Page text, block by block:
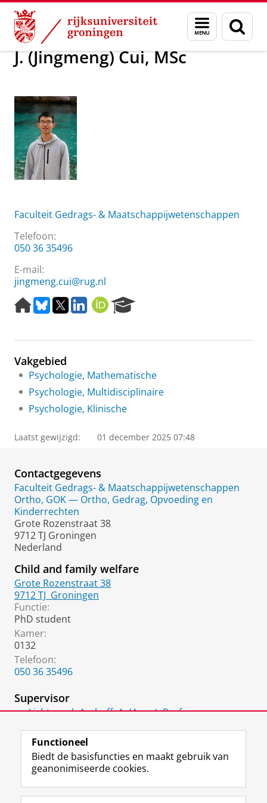
Skip
Content
Skip
Navigation
Menu
en
zoeken
Over ons J. (Jingmeng) Cui, MSc
J. (Jingmeng) Cui, MSc
Faculteit Gedrags- & Maatschappijwetenschappen
Telefoon:
050 36 35496
E-mail:
jingmeng.cui@rug.nl
H
o
e
a
g
e
B
e
k
y
T
w
t
r
L
i
k
I
n
O
R
I
e
c
h
P
t
Vakgebied
Psychologie, Mathematische
Psychologie, Multidisciplinaire
Psychologie, Klinische
Laatst gewijzigd: 01 december 2025 07:48
Contactgegevens
Faculteit Gedrags- & Maatschappijwetenschappen
Ortho, GOK — Ortho, Gedrag, Opvoeding en
Kinderrechten
Grote Rozenstraat 38
9712 TJ Groningen
Nederland
Child and family welfare
Grote Rozenstraat 38
9712 TJ Groningen
Functie:
PhD student
Kamer:
0132
Telefoon:
050 36 35496
Supervisor
Lichtwarck-Aschoff, A. (Anna), Prof
Volg de RUG
F
L
R I
Y
Functioneel
Biedt de basisfuncties en maakt gebruik van
geanonimiseerde cookies.